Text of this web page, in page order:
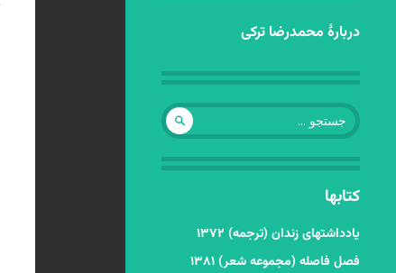
رفتن
نوشته‌ها
دربارهٔ محمدرضا ترکی
جستجو
برای:
کتابها
یادداشتهای زندان (ترجمه) ۱۳۷۲
فصل فاصله (مجموعه شعر) ۱۳۸۱